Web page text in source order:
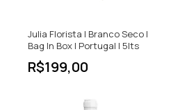
Julia Florista | Branco Seco |
Bag In Box | Portugal | 5lts
R$199,00